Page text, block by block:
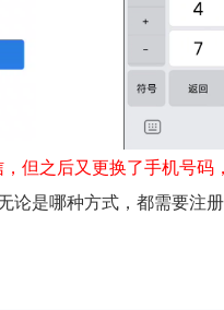
但之后又更换了手机号
是哪种方式，都需要注